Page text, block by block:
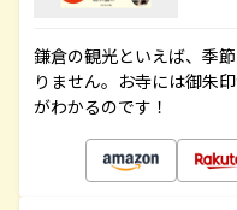
鎌倉の観光といえば、季
りません。お寺には御朱
がわかるのです！